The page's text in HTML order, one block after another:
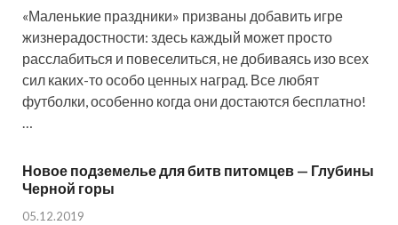
«Маленькие праздники» призваны добавить игре
жизнерадостности: здесь каждый может просто
расслабиться и повеселиться, не добиваясь изо всех
сил каких-то особо ценных наград. Все любят
футболки, особенно когда они достаются бесплатно!
Новое подземелье для битв питомцев — Глубины
Черной горы
05.12.2019